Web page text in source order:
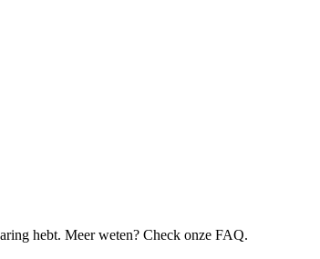
hebt. Meer weten? Check onze FAQ.